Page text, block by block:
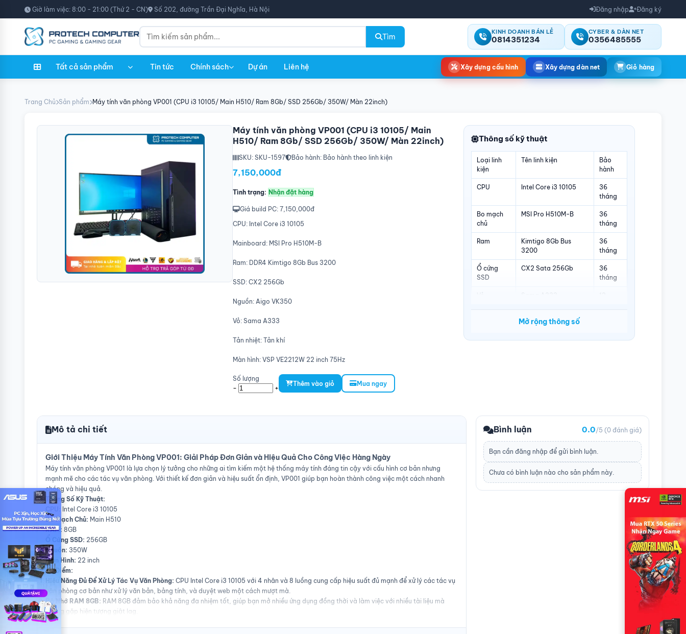
Giờ làm việc: 8:00 - 21:00 (Thứ 2 - CN) Số 202, đường Trần Đại Nghĩa, Hà Nội Đăng nhập Đăng ký
Tìm
KINH DOANH BÁN LẺ
0814351234
CYBER & DÀN NET
0356485555
Tất cả sản phẩm Tin tức Chính sách Dự án Liên hệ Xây dựng cấu hình Xây dựng dàn net Giỏ hàng
Trang Chủ Sản phẩm Máy tính văn phòng VP001 (CPU i3 10105/ Main H510/ Ram 8Gb/ SSD 256Gb/ 350W/ Màn 22inch)
Máy tính văn phòng VP001 (CPU i3 10105/ Main
H510/ Ram 8Gb/ SSD 256Gb/ 350W/ Màn 22inch)
SKU: SKU-1597 Bảo hành: Bảo hành theo linh kiện
7,150,000đ
Tình trạng: Nhận đặt hàng
Giá build PC: 7,150,000đ
CPU: Intel Core i3 10105
Mainboard: MSI Pro H510M-B
Ram: DDR4 Kimtigo 8Gb Bus 3200
SSD: CX2 256Gb
Nguồn: Aigo VK350
Vỏ: Sama A333
Tản nhiệt: Tản khí
Màn hình: VSP VE2212W 22 inch 75Hz
Số lượng
- +
Thêm vào giỏ Mua ngay
Thông số kỹ thuật
Loại linh
kiện
Tên linh kiện
Bảo
hành
CPU Intel Core i3 10105
36
tháng
Bo mạch
chủ
MSI Pro H510M-B
36
tháng
Ram
Kimtigo 8Gb Bus
3200
36
tháng
Ổ cứng
SSD
CX2 Sata 256Gb
36
tháng
Aigo VK350
Mở rộng thông số
Mô tả chi tiết
Giới Thiệu Máy Tính Văn Phòng VP001: Giải Pháp Đơn Giản và Hiệu Quả Cho Công Việc Hàng Ngày
Máy tính văn phòng VP001 là lựa chọn lý tưởng cho những ai tìm kiếm một hệ thống máy tính đáng tin cậy với cấu hình cơ bản nhưng
mạnh mẽ cho các tác vụ văn phòng. Với thiết kế đơn giản và hiệu suất ổn định, VP001 giúp bạn hoàn thành công việc một cách nhanh
chóng và hiệu quả.
Thông Số Kỹ Thuật:
Intel Core i3 10105
Bo Mạch Chủ: Main H510
RAM: 8GB
Ổ Cứng SSD: 256GB
Nguồn: 350W
Màn Hình: 22 inch
Ưu Điểm:
Hiệu Năng Đủ Để Xử Lý Tác Vụ Văn Phòng: CPU Intel Core i3 10105 với 4 nhân và 8 luồng cung cấp hiệu suất đủ mạnh để xử lý các tác vụ
văn phòng cơ bản như xử lý văn bản, bảng tính, và duyệt web một cách mượt mà.
Bộ Nhớ RAM 8GB: RAM 8GB đảm bảo khả năng đa nhiệm tốt, giúp bạn mở nhiều ứng dụng đồng thời và làm việc với nhiều tài liệu mà
không gặp hiện tượng giật lag.
Ổ Cứng SSD 256GB:
Bình luận 0.0/5 (0 đánh giá)
Bạn cần đăng nhập để gửi bình luận.
Chưa có bình luận nào cho sản phẩm này.